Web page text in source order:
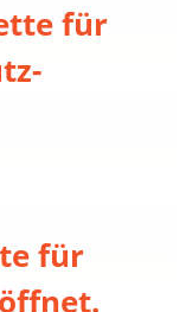
für
für